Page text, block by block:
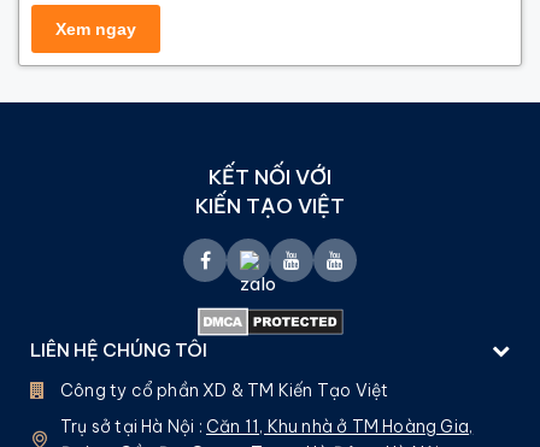
KẾT NỐI VỚI
KIẾN TẠO VIỆT
LIÊN HỆ CHÚNG TÔI
Công ty cổ phần XD & TM Kiến Tạo Việt
Trụ sở tại Hà Nội : Căn 11, Khu nhà ở TM Hoàng Gia,